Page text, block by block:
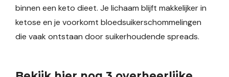
binnen een keto dieet. Je lichaam blijft makkelijker in
ketose en je voorkomt bloedsuikerschommelingen
die vaak ontstaan door suikerhoudende spreads.